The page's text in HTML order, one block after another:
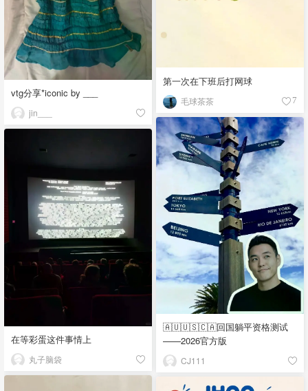
第一次在下班后打网球
毛球茶茶 7
vtg分享*iconic by ___
jin___
🇦🇺🇺🇸🇨🇦回国躺平资格测试
——2026官方版
CJ111
在等彩蛋这件事情上
丸子脑袋